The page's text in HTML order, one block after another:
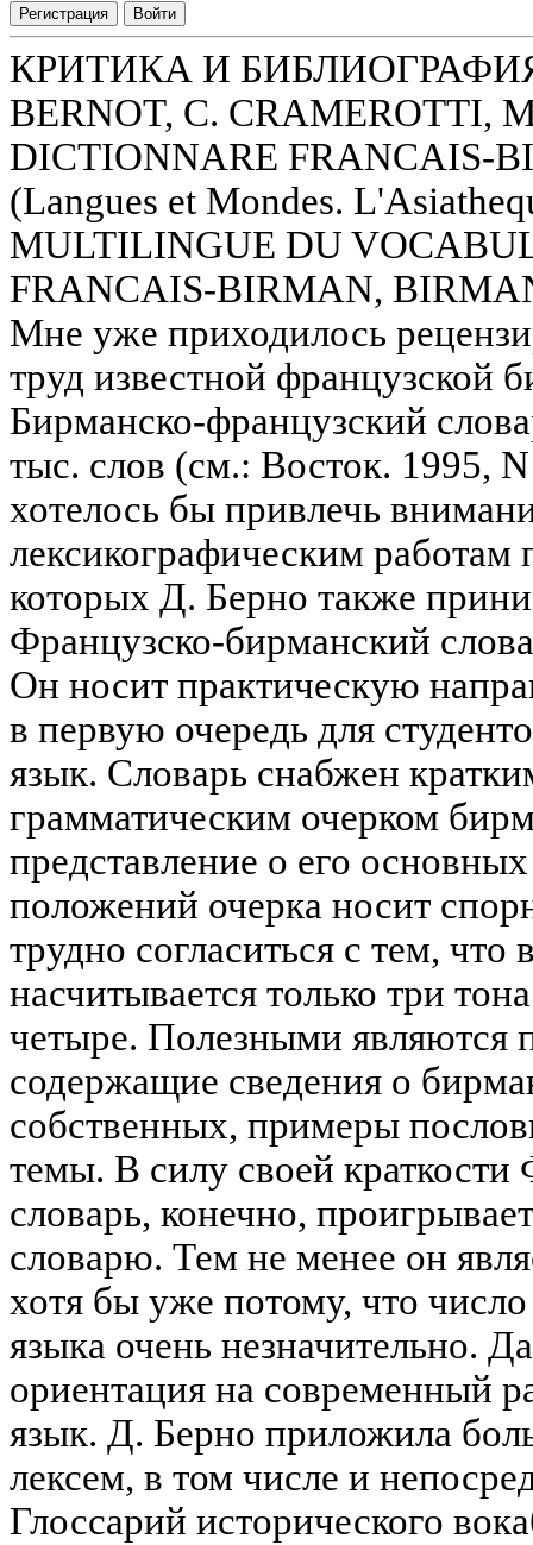
Регистрация Войти
КРИТИКА И
BERNOT, С. CRAMEROTTI,
DICTIONNARE FRANCAIS-
(Langues et Mondes.
MULTILINGUE DU
FRANCAIS-BIRMAN,
Мне уже приходилось
труд известной французской
Бирманско-французский
тыс. слов (см.: Восток. 1995,
хотелось бы привлечь
лексикографическим работам
которых Д. Берно также
Французско-бирманский
Он носит практическую
в первую очередь для
язык. Словарь снабжен
грамматическим очерком
представление о его
положений очерка носит
трудно согласиться с тем,
насчитывается только три
четыре. Полезными являются
содержащие сведения о
собственных, примеры
темы. В силу своей
словарь, конечно,
словарю. Тем не менее он
хотя бы уже потому, что
языка очень незначительно.
ориентация на современный
язык. Д. Берно приложила
лексем, в том числе и
Глоссарий исторического